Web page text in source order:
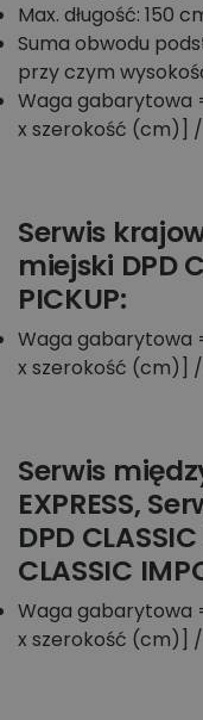
Max. długość: 150
Suma obwodu
przy czym
Waga gabarytowa
x szerokość (cm)]
Serwis
miejski DPD
PICKUP:
Waga gabarytowa
x szerokość (cm)]
Serwis
EXPRESS,
DPD
CLASSIC
Waga gabarytowa
x szerokość (cm)]